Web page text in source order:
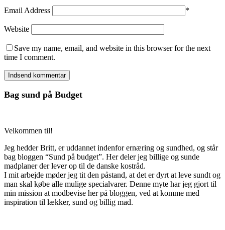
Email Address *
Website
Save my name, email, and website in this browser for the next
time I comment.
Bag sund på Budget
Velkommen til!
Jeg hedder Britt, er uddannet indenfor ernæring og sundhed, og står
bag bloggen “Sund på budget”. Her deler jeg billige og sunde
madplaner der lever op til de danske kostråd.
I mit arbejde møder jeg tit den påstand, at det er dyrt at leve sundt og
man skal købe alle mulige specialvarer. Denne myte har jeg gjort til
min mission at modbevise her på bloggen, ved at komme med
inspiration til lækker, sund og billig mad.